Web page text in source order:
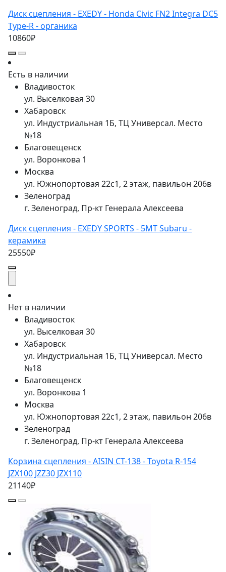
Диск сцепления - EXEDY - Honda Civic FN2 Integra DC5
Type-R - органика
10860₽
Есть в наличии
Владивосток
ул. Выселковая 30
Хабаровск
ул. Индустриальная 1Б, ТЦ Универсал. Место
№18
Благовещенск
ул. Воронкова 1
Москва
ул. Южнопортовая 22с1, 2 этаж, павильон 206в
Зеленоград
г. Зеленоград, Пр-кт Генерала Алексеева
Диск сцепления - EXEDY SPORTS - 5MT Subaru -
керамика
25550₽
Нет в наличии
Владивосток
ул. Выселковая 30
Хабаровск
ул. Индустриальная 1Б, ТЦ Универсал. Место
№18
Благовещенск
ул. Воронкова 1
Москва
ул. Южнопортовая 22с1, 2 этаж, павильон 206в
Зеленоград
г. Зеленоград, Пр-кт Генерала Алексеева
Корзина сцепления - AISIN CT-138 - Toyota R-154
JZX100 JZZ30 JZX110
21140₽